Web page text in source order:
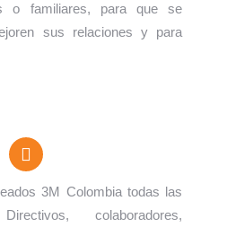
o familiares, para que se
sus relaciones y para
3M Colombia todas las
colaboradores,